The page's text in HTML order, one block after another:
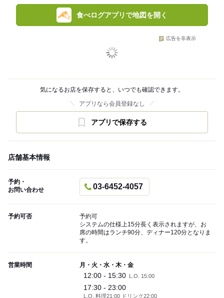
食べログアプリで地図を開く
広告を非表示
気になるお店を保存すると、いつでも確認できます。
アプリなら会員登録なし
アプリで保存する
店舗基本情報
予約・
お問い合わせ
03-6452-4057
予約可否
予約可
システムの仕様上15分長く表示されますが、お
席の時間はランチ90分、ディナー120分となりま
す。
営業時間 月・火・水・木・金
12:00 - 15:30 L.O. 15:00
17:30 - 23:00
L.O. 料理21:00 ドリンク22:00